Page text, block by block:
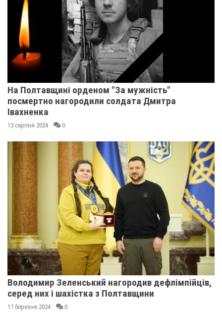
На Полтавщині орденом "За мужність"
посмертно нагородили солдата Дмитра
Івахненка
13 серпня 2024 0
Володимир Зеленський нагородив дефлімпійців,
серед них і шахістка з Полтавщини
17 березня 2024 0